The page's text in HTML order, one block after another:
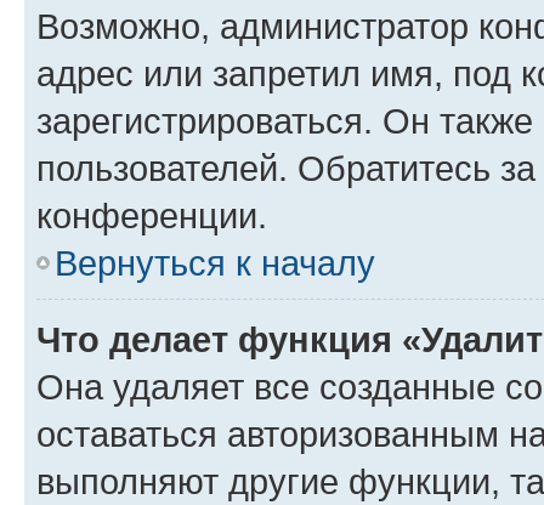
Возможно, администратор
адрес или запретил имя, под
зарегистрироваться. Он
пользователей. Обратитесь
конференции.
Вернуться к началу
Что делает функция
Она удаляет все созданные
оставаться авторизованным
выполняют другие функции,